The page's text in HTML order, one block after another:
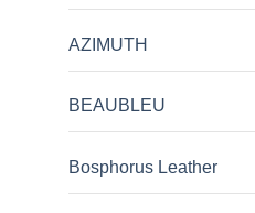
AZIMUTH
BEAUBLEU
Bosphorus Leather